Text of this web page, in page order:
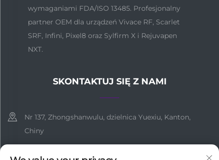
wymaganiami FDA/ISO 13485. Profesjonalny
partner OEM dla urządzeń Vivace RF, Scarlet
SRF, Infini, Pixel8 oraz Sylfirm X i Rejuvapen
NXT.
SKONTAKTUJ SIĘ Z NAMI
Nr 137, Zhongshanwulu, dzielnica Yuexiu, Kanton,
Chiny